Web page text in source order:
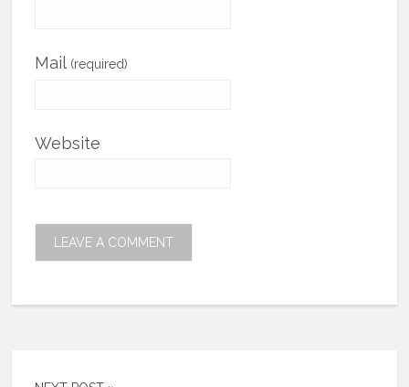
Mail (required)
Website